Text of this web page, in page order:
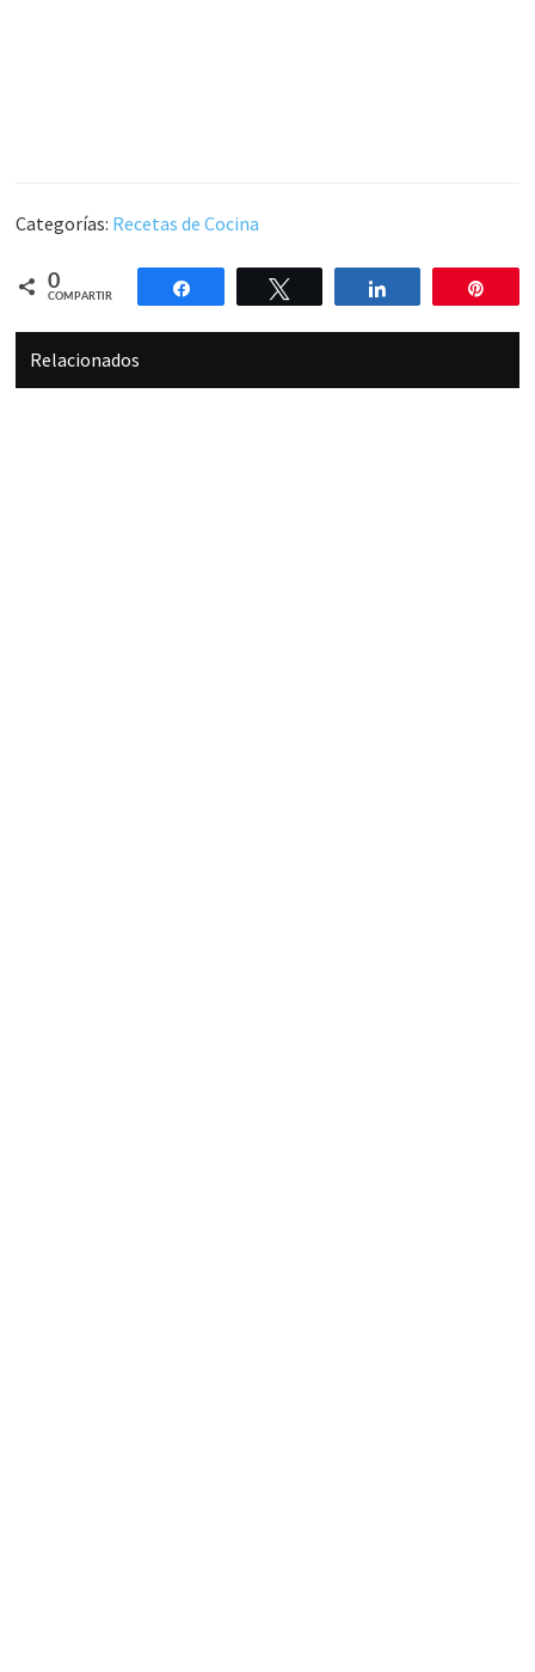
Categorías: Recetas de Cocina
0
COMPARTIR
Compartir Compartir
Relacionados